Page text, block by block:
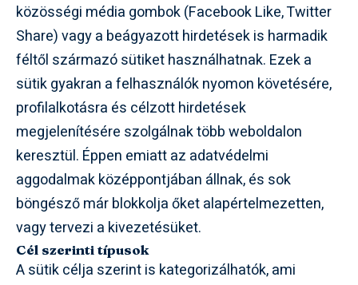
közösségi média gombok (Facebook Like, Twitter
Share) vagy a beágyazott hirdetések is harmadik
féltől származó sütiket használhatnak. Ezek a
sütik gyakran a felhasználók nyomon követésére,
profilalkotásra és célzott hirdetések
megjelenítésére szolgálnak több weboldalon
keresztül. Éppen emiatt az adatvédelmi
aggodalmak középpontjában állnak, és sok
böngésző már blokkolja őket alapértelmezetten,
vagy tervezi a kivezetésüket.
Cél szerinti típusok
A sütik célja szerint is kategorizálhatók, ami